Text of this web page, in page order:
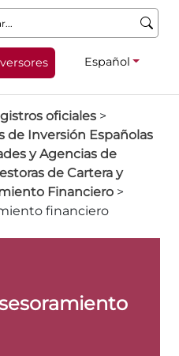
Español
oficiales >
de Inversión Españolas
y Agencias de
de Cartera y
Financiero >
financiero